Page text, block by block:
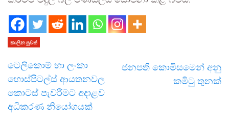
කාලීන පුවත්
ටෙලිකොම් හා ලංකා
හොස්පිටල්ස් ආයතනවල
කොටස් පැවරීමට අදාළව
අධිකරණ නියෝගයක්
ජනපති කොමිසමෙන් අනු
කමිටු තුනක්